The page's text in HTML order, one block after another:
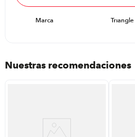
Marca Triangle
Nuestras recomendaciones